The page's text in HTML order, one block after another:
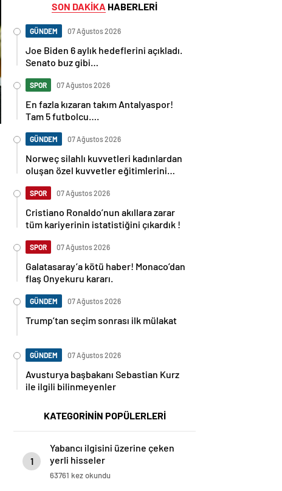
SON DAKİKA HABERLERİ
GÜNDEM 07 Ağustos 2026
Joe Biden 6 aylık hedeflerini açıkladı.
Senato buz gibi…
SPOR 07 Ağustos 2026
En fazla kızaran takım Antalyaspor!
Tam 5 futbolcu….
GÜNDEM 07 Ağustos 2026
Norweç silahlı kuvvetleri kadınlardan
oluşan özel kuvvetler eğitimlerini
SPOR 07 Ağustos 2026
Cristiano Ronaldo’nun akıllara zarar
tüm kariyerinin istatistiğini çıkardık !
SPOR 07 Ağustos 2026
Galatasaray’a kötü haber! Monaco’dan
flaş Onyekuru kararı.
GÜNDEM 07 Ağustos 2026
Trump’tan seçim sonrası ilk mülakat
GÜNDEM 07 Ağustos 2026
Avusturya başbakanı Sebastian Kurz
ile ilgili bilinmeyenler
KATEGORİNİN POPÜLERLERİ
1
Yabancı ilgisini üzerine çeken
yerli hisseler
63761 kez okundu